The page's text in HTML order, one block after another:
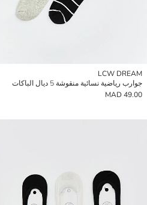
LCW DREAM
جوارب رياضية نسائية منقوشة 5 ديال الباكات
49.00 MAD